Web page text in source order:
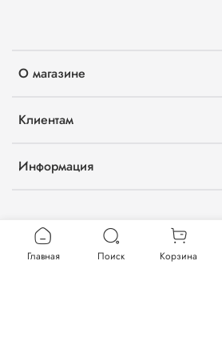
О магазине
Клиентам
Информация
Главная Поиск Корзина